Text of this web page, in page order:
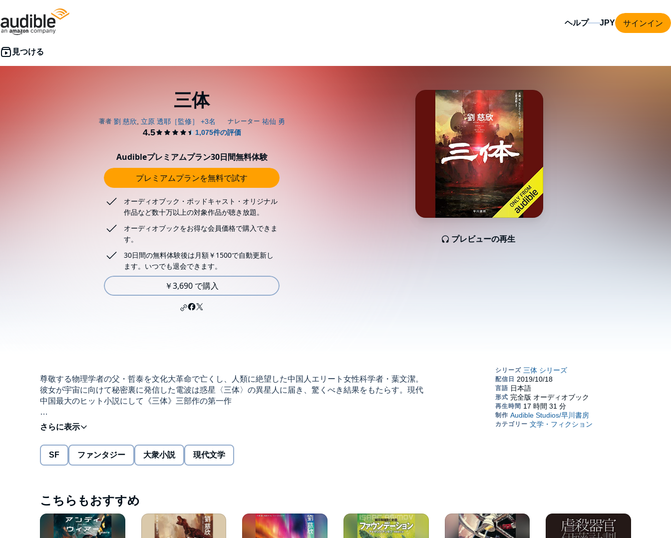
ヘルプ サインイン
三体
プレビューの再生
Audibleプレミアムプラン30日間無料体験
プレミアムプランを無料で試す
オーディオブック・ポッドキャスト・オリジナル
作品など数十万以上の対象作品が聴き放題。
オーディオブックをお得な会員価格で購入できま
す。
30日間の無料体験後は月額￥1500で自動更新し
ます。いつでも退会できます。
￥3,690 で購入
尊敬する物理学者の父・哲泰を文化大革命で亡くし、人類に絶望した中国人エリート女性科学者・葉文潔。
彼女が宇宙に向けて秘密裏に発信した電波は惑星〈三体〉の異星人に届き、驚くべき結果をもたらす。現代
中国最大のヒット小説にして《三体》三部作の第一作
本タイトルには付属資料・PDFが用意されています。ご購入後、PCサイトのライブラリー、またはアプリ上
の「目次」からご確認ください。
本タイトルは、差し替え修正済みです。(2022年11月5日更新)
authorized by FT Culture (Beijing) Co., Ltd.Originally published in 2008 as 三体 by Chongqing Publishing &
Media Co., Ltd. in Chongqing, ChinaJapanese audiobook rights arranged with FT Culture (Beijing) Co., Ltd.
SF ファンタジー 大衆小説 現代文学
こちらもおすすめ